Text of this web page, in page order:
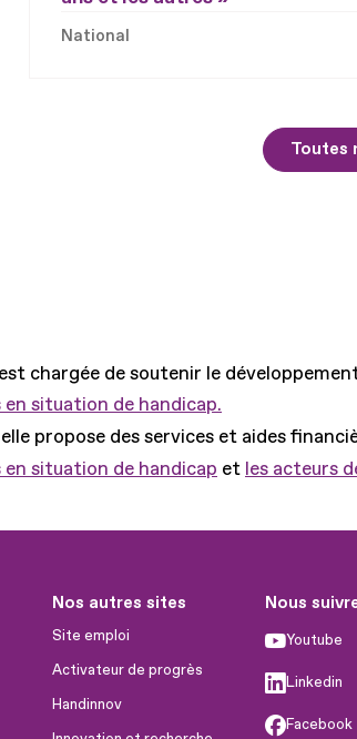
National
Toutes
chargée de soutenir le
en situation de handicap.
propose des services et aides
en situation de handicap et les acteurs
Nos autres sites
Site emploi
Activateur de progrès
Handinnov
Nous
Youtube
Linkedin
Facebook